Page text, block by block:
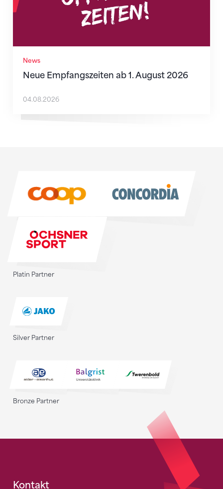
News
Neue Empfangszeiten ab 1. August 2026
04.08.2026
Platin Partner
Silver Partner
Bronze Partner
Kontakt